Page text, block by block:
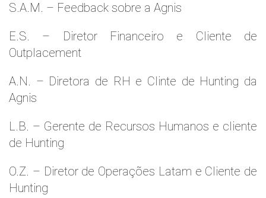
S.A.M. – Feedback sobre a Agnis
E.S. – Diretor Financeiro e Cliente de
Outplacement
A.N. – Diretora de RH e Clinte de Hunting da
Agnis
L.B. – Gerente de Recursos Humanos e cliente
de Hunting
O.Z. – Diretor de Operações Latam e Cliente de
Hunting